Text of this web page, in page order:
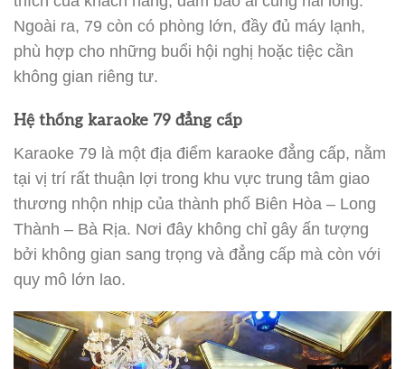
Ngoài ra, 79 còn có phòng lớn, đầy đủ máy lạnh,
phù hợp cho những buổi hội nghị hoặc tiệc cần
không gian riêng tư.
Hệ thống karaoke 79 đẳng cấp
Karaoke 79 là một địa điểm karaoke đẳng cấp, nằm
tại vị trí rất thuận lợi trong khu vực trung tâm giao
thương nhộn nhịp của thành phố Biên Hòa – Long
Thành – Bà Rịa. Nơi đây không chỉ gây ấn tượng
bởi không gian sang trọng và đẳng cấp mà còn với
quy mô lớn lao.